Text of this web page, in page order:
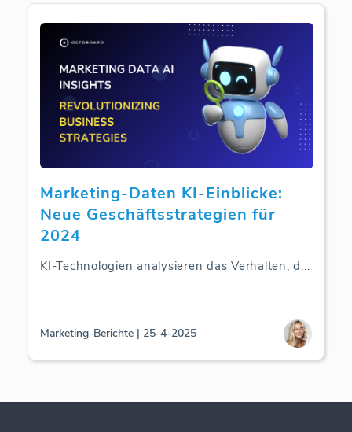
Marketing-Daten KI-Einblicke:
Neue Geschäftsstrategien für
2024
KI-Technologien analysieren das Verhalten, d...
Marketing-Berichte | 25-4-2025